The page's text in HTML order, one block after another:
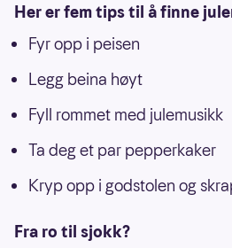
Her er fem tips til å finne
Fyr opp i peisen
Legg beina høyt
Fyll rommet med julemusikk
Ta deg et par pepperkaker
Kryp opp i godstolen og
Fra ro til sjokk?